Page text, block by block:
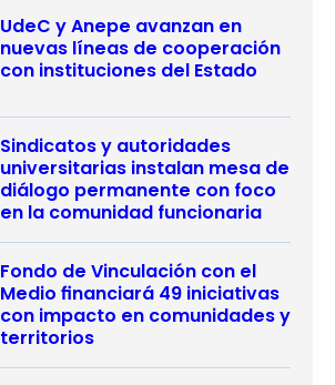
UdeC y Anepe avanzan en
nuevas líneas de cooperación
con instituciones del Estado
Sindicatos y autoridades
universitarias instalan mesa de
diálogo permanente con foco
en la comunidad funcionaria
Fondo de Vinculación con el
Medio financiará 49 iniciativas
con impacto en comunidades y
territorios